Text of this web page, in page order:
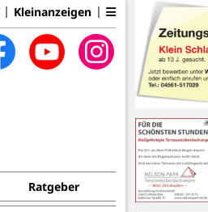
Kleinanzeigen
Ratgeber